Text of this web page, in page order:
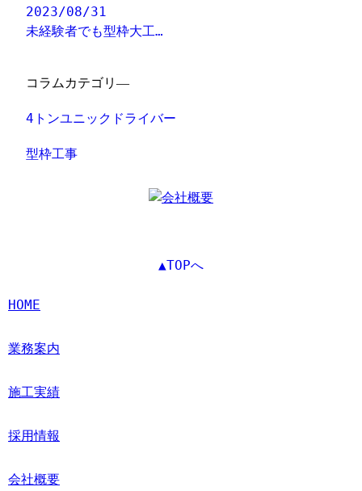
2023/08/31
未経験者でも型枠大工…
コラムカテゴリ―
4トンユニックドライバー
型枠工事
▲TOPへ
HOME
業務案内
施工実績
採用情報
会社概要